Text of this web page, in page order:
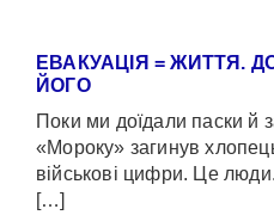
ЕВАКУАЦІЯ = ЖИТТЯ.
ЙОГО
Поки ми доїдали паски й
«Мороку» загинув
військові цифри. Це
[…]